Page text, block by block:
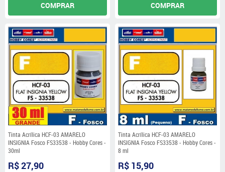
COMPRAR COMPRAR
Tinta Acrílica HCF-03 AMARELO
INSIGNIA Fosco FS33538 - Hobby Cores -
30ml
R$ 27,90
Tinta Acrílica HCF-03 AMARELO
INSIGNIA Fosco FS33538 - Hobby Cores -
8 ml
R$ 15,90